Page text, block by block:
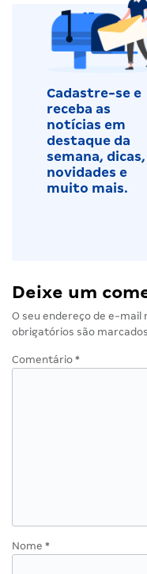
Cadastre-se e
receba as
notícias em
destaque da
semana, dicas,
novidades e
muito mais.
Deixe um
O seu endereço de e-mail
obrigatórios são
Comentário *
Nome *